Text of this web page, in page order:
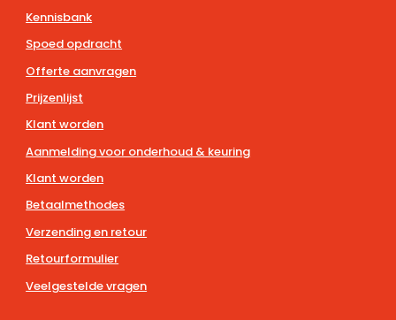
Kennisbank
Spoed opdracht
Offerte aanvragen
Prijzenlijst
Klant worden
Aanmelding voor onderhoud & keuring
Klant worden
Betaalmethodes
Verzending en retour
Retourformulier
Veelgestelde vragen